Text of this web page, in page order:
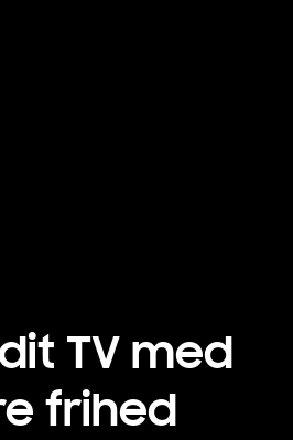
TV med
frihed